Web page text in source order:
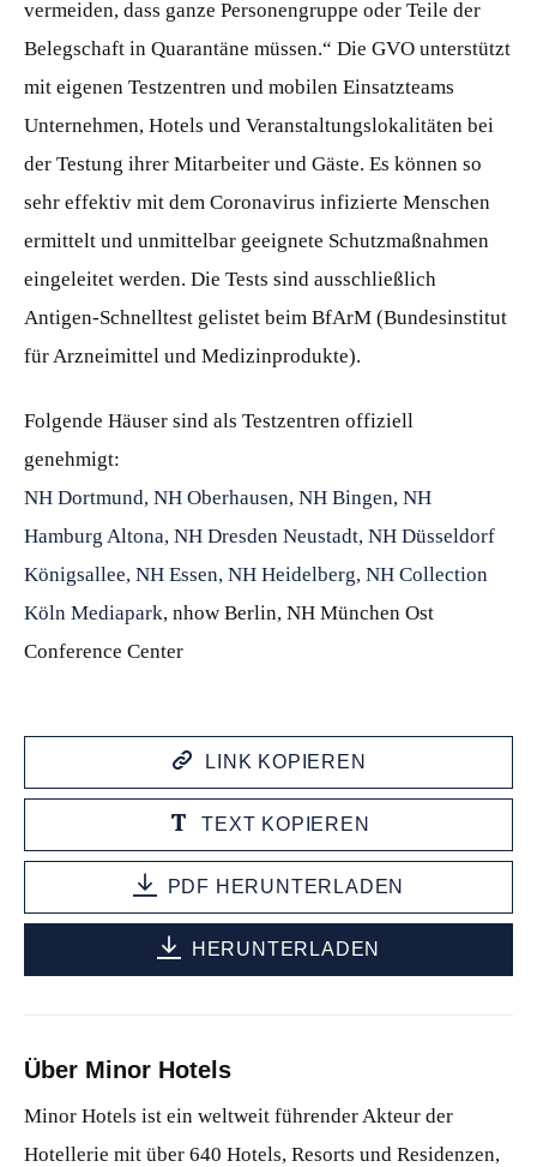
vermeiden, dass ganze Personengruppe oder Teile der
Belegschaft in Quarantäne müssen.“ Die GVO unterstützt
mit eigenen Testzentren und mobilen Einsatzteams
Unternehmen, Hotels und Veranstaltungslokalitäten bei
der Testung ihrer Mitarbeiter und Gäste. Es können so
sehr effektiv mit dem Coronavirus infizierte Menschen
ermittelt und unmittelbar geeignete Schutzmaßnahmen
eingeleitet werden. Die Tests sind ausschließlich
Antigen-Schnelltest gelistet beim BfArM (Bundesinstitut
für Arzneimittel und Medizinprodukte).
Folgende Häuser sind als Testzentren offiziell
genehmigt:
NH Dortmund, NH Oberhausen, NH Bingen, NH
Hamburg Altona, NH Dresden Neustadt, NH Düsseldorf
Königsallee, NH Essen, NH Heidelberg, NH Collection
Köln Mediapark, nhow Berlin, NH München Ost
Conference Center
LINK KOPIEREN
TEXT KOPIEREN
PDF HERUNTERLADEN
HERUNTERLADEN
Über Minor Hotels
Minor Hotels ist ein weltweit führender Akteur der
Hotellerie mit über 640 Hotels, Resorts und Residenzen,